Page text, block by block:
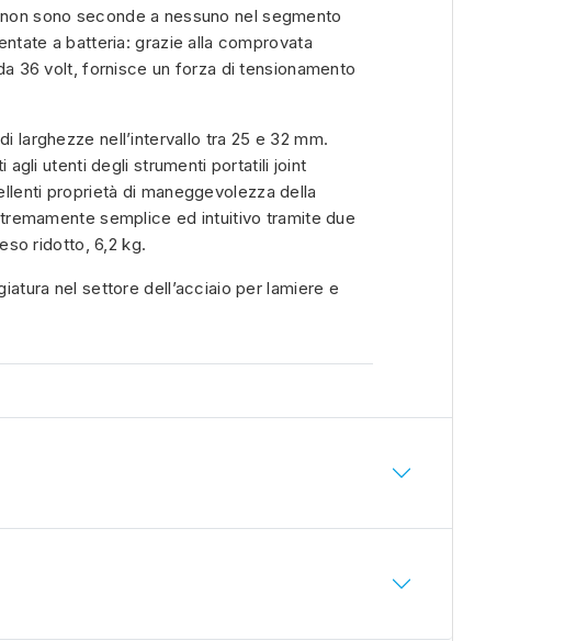
sono seconde a nessuno nel segmento
a batteria: grazie alla comprovata
36 volt, fornisce un forza di tensionamento
larghezze nell’intervallo tra 25 e 32 mm.
agli utenti degli strumenti portatili joint
proprietà di maneggevolezza della
semplice ed intuitivo tramite due
ridotto, 6,2 kg.
nel settore dell’acciaio per lamiere e